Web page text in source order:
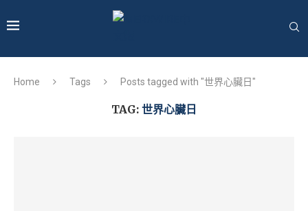
Home Tags Posts tagged with "世界心臟日"
TAG: 世界心臟日